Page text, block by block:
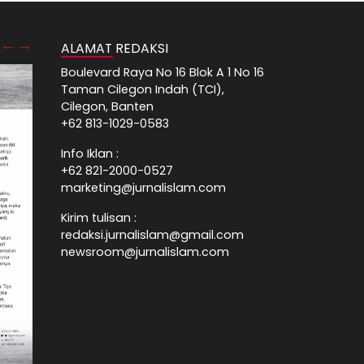
ALAMAT REDAKSI
Boulevard Raya No 16 Blok A 1 No 16
Taman Cilegon Indah (TCI),
Cilegon, Banten
+62 813-1029-0583
Info Iklan :
+62 821-2000-0527
marketing@jurnalislam.com
Kirim tulisan :
redaksi.jurnalislam@gmail.com
newsroom@jurnalislam.com